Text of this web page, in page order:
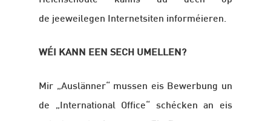
de jeeweilegen Internetsiten informéieren.
WÉI KANN EEN SECH UMELLEN?
Mir „Auslänner“ mussen eis Bewerbung un
de „International Office“ schécken an eis